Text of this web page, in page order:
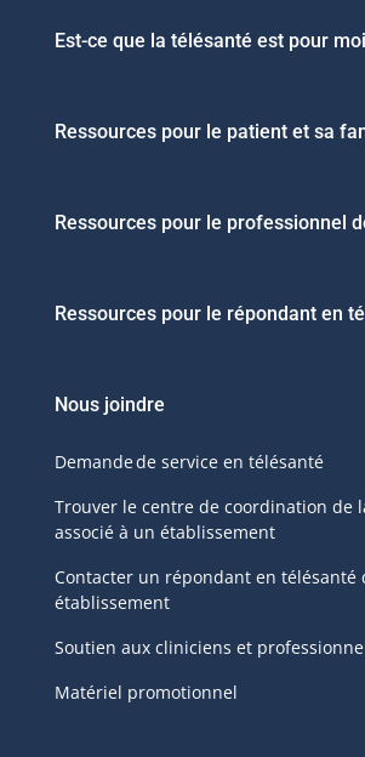
Est-ce que la télésanté est pour
Ressources pour le patient et sa
Ressources pour le professionnel
Ressources pour le répondant en
Nous joindre
Demande de service en télésanté
Trouver le centre de coordination de
associé à un établissement
Contacter un répondant en télésanté
établissement
Soutien aux cliniciens et
Matériel promotionnel